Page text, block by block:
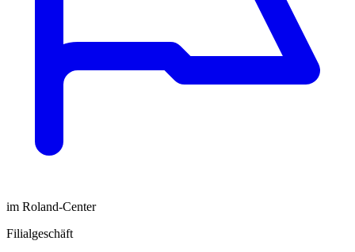
im Roland-Center
Filialgeschäft